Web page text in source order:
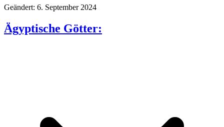
Geändert: 6. September 2024
Ägyptische Götter: